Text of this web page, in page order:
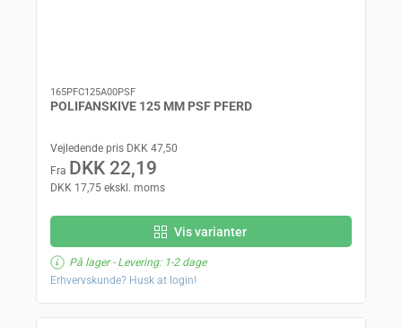
165PFC125A00PSF
POLIFANSKIVE 125 MM PSF PFERD
Vejledende pris DKK 47,50
Fra DKK 22,19
DKK 17,75 ekskl. moms
Vis varianter
På lager- Levering: 1-2 dage
Erhvervskunde? Husk at login!